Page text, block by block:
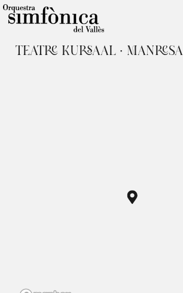
TEATRE KURSAAL · MANRESA